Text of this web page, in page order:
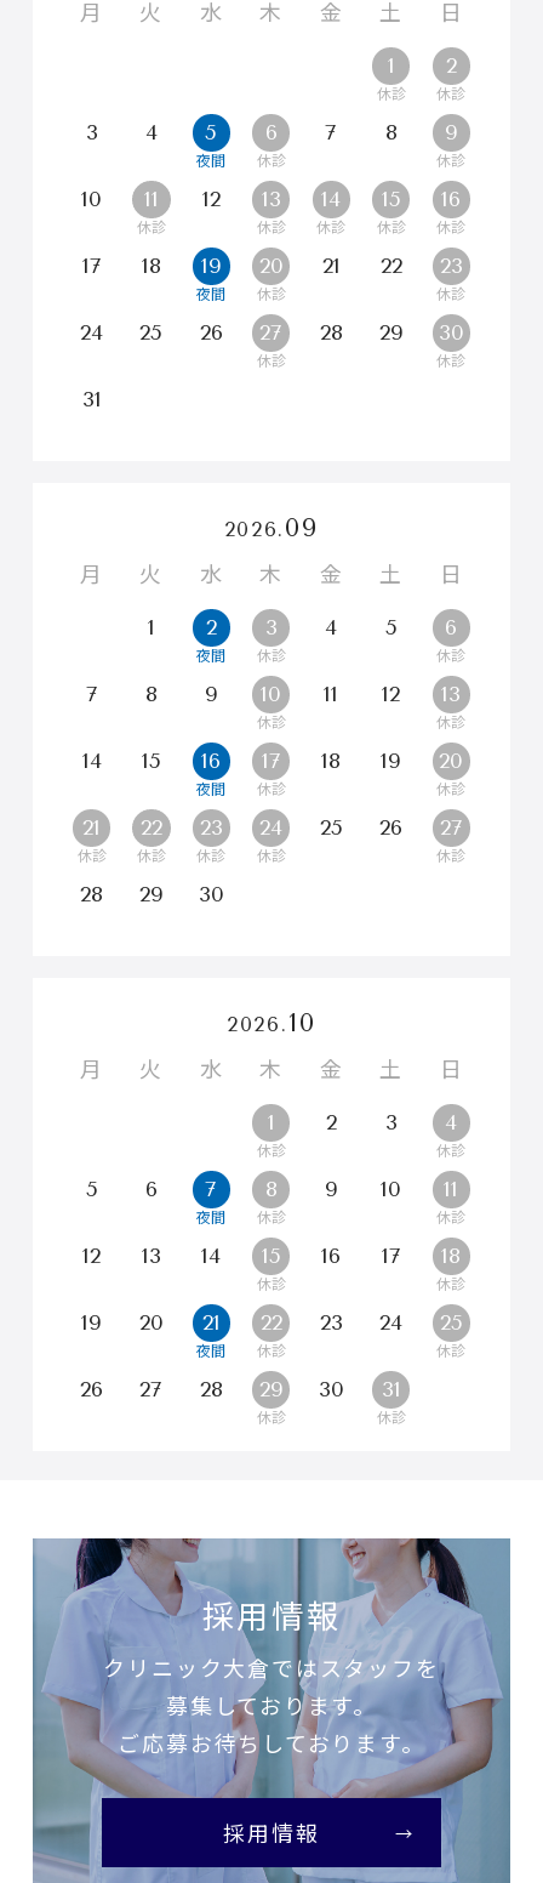
月 火 水 木 金 土 日
1 2
3 4 5 6 7 8 9
10 11 12 13 14 15 16
17 18 19 20 21 22 23
24 25 26 27 28 29 30
31
2026. 09
月 火 水 木 金 土 日
1 2 3 4 5 6
7 8 9 10 11 12 13
14 15 16 17 18 19 20
21 22 23 24 25 26 27
28 29 30
2026. 10
月 火 水 木 金 土 日
1 2 3 4
5 6 7 8 9 10 11
12 13 14 15 16 17 18
19 20 21 22 23 24 25
26 27 28 29 30 31
採用情報
クリニック大倉ではスタッフを
募集しております。
ご応募お待ちしております。
採用情報